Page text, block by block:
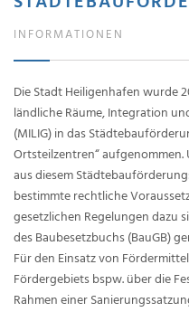
INFORMATIONEN
Die Stadt Heiligenhafen wurde
ländliche Räume, Integration
(MILIG) in das
Ortsteilzentren“
aus diesem
bestimmte rechtliche
gesetzlichen Regelungen dazu
des Baubesetzbuchs (BauGB)
Für den Einsatz von
Fördergebiets bspw. über die
Rahmen einer